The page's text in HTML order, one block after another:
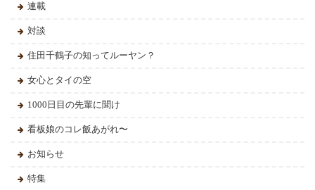
連載
対談
住田千鶴子の知ってルーヤン？
女心とタイの空
1000日目の先輩に聞け
看板娘のコレ飯あがれ〜
お知らせ
特集